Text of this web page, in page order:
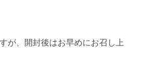
が、開封後はお早めにお召し上